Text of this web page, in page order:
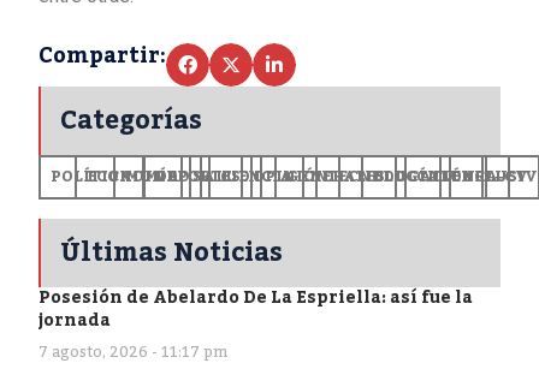
Compartir:
Categorías
POLÍTICA
ECONOMÍA
MUNDODEPORTES
SALUDCIENCIA
OPINIÓN
GENERALES
TECNOLOGÍA
EDUCACIÓN
CULTURA+CV
Últimas Noticias
Posesión de Abelardo De La Espriella: así fue la
jornada
7 agosto, 2026 - 11:17 pm